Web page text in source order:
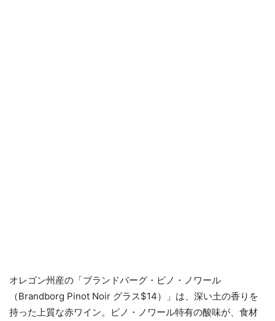
オレゴン州産の「ブランドバーグ・ピノ・ノワール
（Brandborg Pinot Noir グラス$14）」は、深い土の香りを
持った上質な赤ワイン。ピノ・ノワール特有の酸味が、食材